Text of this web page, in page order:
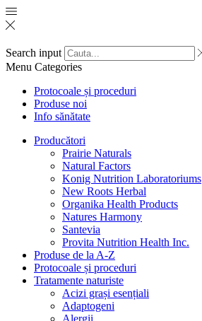
Search input
Menu Categories
Protocoale și proceduri
Produse noi
Info sănătate
Producători
Prairie Naturals
Natural Factors
Konig Nutrition Laboratoriums
New Roots Herbal
Organika Health Products
Natures Harmony
Santevia
Provita Nutrition Health Inc.
Produse de la A-Z
Protocoale și proceduri
Tratamente naturiste
Acizi grași esențiali
Adaptogeni